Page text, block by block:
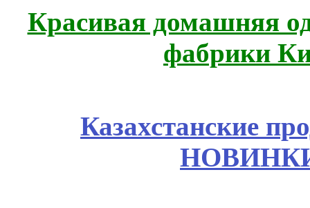
Красивая домашняя
фабрики
Казахстанские